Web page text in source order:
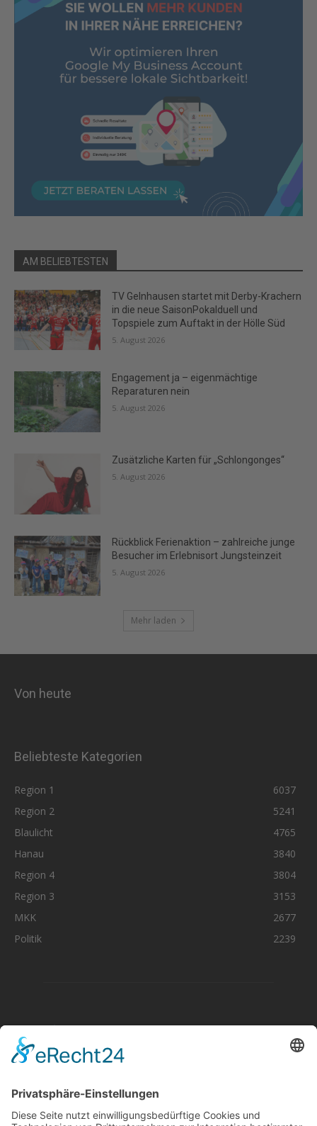
AM BELIEBTESTEN
TV Gelnhausen startet mit Derby-Krachern
in die neue SaisonPokalduell und
Topspiele zum Auftakt in der Hölle Süd
5. August 2026
Engagement ja – eigenmächtige
Reparaturen nein
5. August 2026
Zusätzliche Karten für „Schlongonges“
5. August 2026
Rückblick Ferienaktion – zahlreiche junge
Besucher im Erlebnisort Jungsteinzeit
5. August 2026
Mehr laden
Von heute
Beliebteste Kategorien
Region 1
6037
Region 2
5241
Blaulicht
4765
Hanau
3840
Region 4
3804
Region 3
3153
MKK
2677
Politik
2239